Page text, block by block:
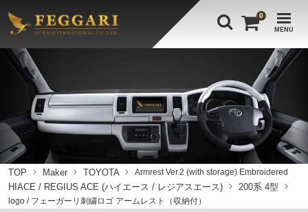
MENU
0
TOP Maker
TOYOTA
HIACE / REGIUS ACE (ハイエース / レジアスエース)
200系 4型
Armrest Ver.2 (with storage) Embroidered
logo / フェーガーリ刺繍ロゴ アームレスト（収納付）